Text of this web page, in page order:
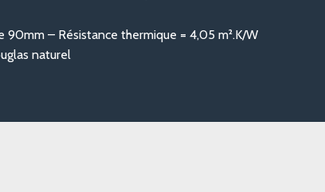
90mm – Résistance thermique = 4,05 m².K/W
naturel